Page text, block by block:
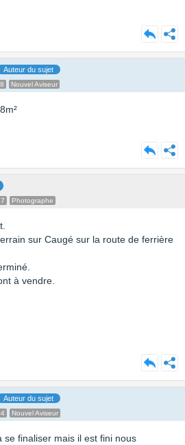
Auteur du sujet
Nouvel Aviseur
Photographe
sur Caugé sur la route de ferrière
à vendre.
Auteur du sujet
Nouvel Aviseur
se finaliser mais il est fini nous